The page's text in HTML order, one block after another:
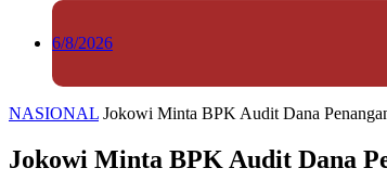
6/8/2026
NASIONAL Jokowi Minta BPK Audit Dana
Jokowi Minta BPK Audit Dana